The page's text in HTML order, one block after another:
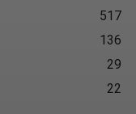
517
136
29
22